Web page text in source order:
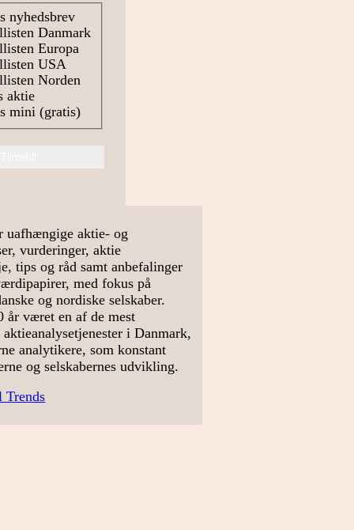
nyhedsbrev
Danmark
Europa
USA
Norden
aktie
mini (gratis)
uafhængige aktie- og
vurderinger, aktie
tips og råd samt anbefalinger
med fokus på
og nordiske selskaber.
år været en af de mest
aktieanalysetjenester i Danmark,
analytikere, som konstant
og selskabernes udvikling.
Trends